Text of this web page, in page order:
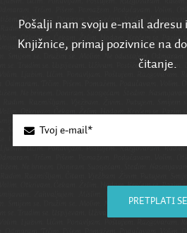
Pošalji nam svoju e-mail adresu
Knjižnice, primaj pozivnice na
čitanje.
PRETPLATI SE